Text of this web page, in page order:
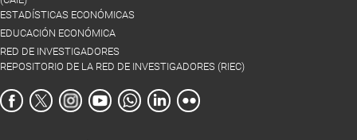
ESTADÍSTICAS ECONÓMICAS
EDUCACIÓN ECONÓMICA
RED DE INVESTIGADORES
REPOSITORIO DE LA RED DE INVESTIGADORES (RIEC)